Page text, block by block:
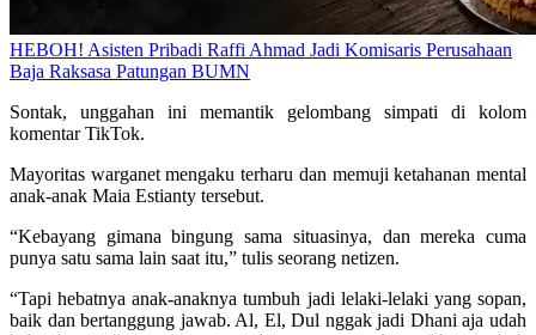
HEBOH! Asisten Pribadi Raffi Ahmad Jadi Komisaris Perusahaan
Baja Raksasa Patungan BUMN
Sontak, unggahan ini memantik gelombang simpati di kolom
komentar TikTok.
Mayoritas warganet mengaku terharu dan memuji ketahanan mental
anak-anak Maia Estianty tersebut.
“Kebayang gimana bingung sama situasinya, dan mereka cuma
punya satu sama lain saat itu,” tulis seorang netizen.
“Tapi hebatnya anak-anaknya tumbuh jadi lelaki-lelaki yang sopan,
baik dan bertanggung jawab. Al, El, Dul nggak jadi Dhani aja udah